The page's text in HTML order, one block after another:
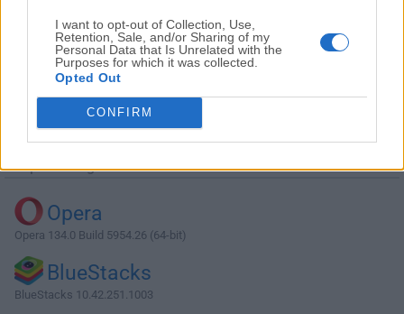
I want to opt-out of Collection, Use,
Retention, Sale, and/or Sharing of my
Personal Data that Is Unrelated with the
Purposes for which it was collected.
Opted Out
CONFIRM
Descargar Max 8.5.1
¿Por qué se publica esta aplicación en Filehorse? (
información)
Top Descargas
Opera
Opera 134.0 Build 5954.26 (64-bit)
BlueStacks
BlueStacks 10.42.251.1003